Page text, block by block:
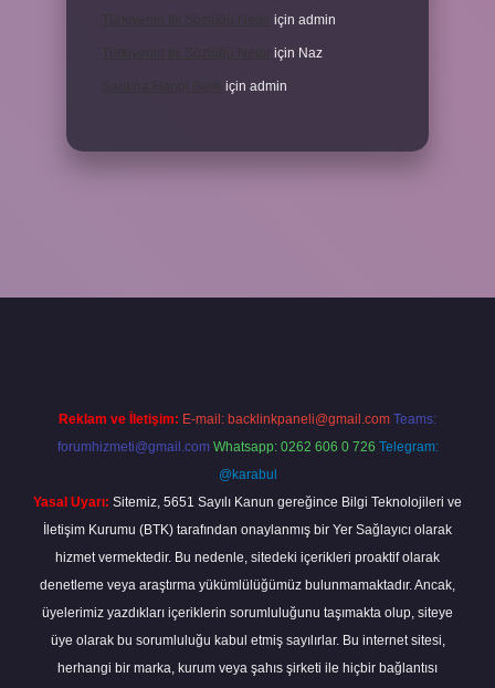
için admin
için Naz
için admin
Reklam ve İletişim: E-mail: backlinkpaneli@gmail.com Teams:
forumhizmeti@gmail.com Whatsapp: 0262 606 0 726 Telegram:
@karabul
Yasal Uyarı: Sitemiz, 5651 Sayılı Kanun gereğince Bilgi Teknolojileri ve
İletişim Kurumu (BTK) tarafından onaylanmış bir Yer Sağlayıcı olarak
hizmet vermektedir. Bu nedenle, sitedeki içerikleri proaktif olarak
denetleme veya araştırma yükümlülüğümüz bulunmamaktadır. Ancak,
üyelerimiz yazdıkları içeriklerin sorumluluğunu taşımakta olup, siteye
üye olarak bu sorumluluğu kabul etmiş sayılırlar. Bu internet sitesi,
herhangi bir marka, kurum veya şahıs şirketi ile hiçbir bağlantısı